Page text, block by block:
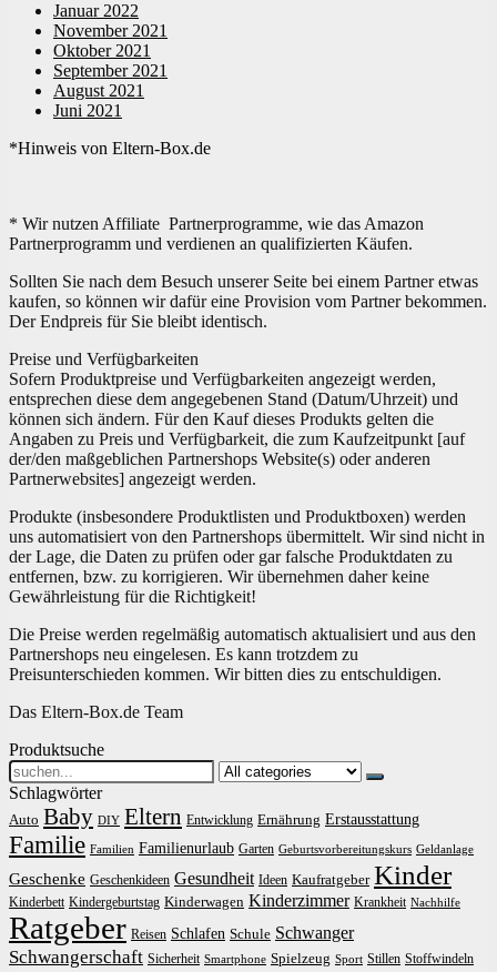
Januar 2022
November 2021
Oktober 2021
September 2021
August 2021
Juni 2021
*Hinweis von Eltern-Box.de
* Wir nutzen Affiliate Partnerprogramme, wie das Amazon
Partnerprogramm und verdienen an qualifizierten Käufen.
Sollten Sie nach dem Besuch unserer Seite bei einem Partner etwas
kaufen, so können wir dafür eine Provision vom Partner bekommen.
Der Endpreis für Sie bleibt identisch.
Preise und Verfügbarkeiten
Sofern Produktpreise und Verfügbarkeiten angezeigt werden,
entsprechen diese dem angegebenen Stand (Datum/Uhrzeit) und
können sich ändern. Für den Kauf dieses Produkts gelten die
Angaben zu Preis und Verfügbarkeit, die zum Kaufzeitpunkt [auf
der/den maßgeblichen Partnershops Website(s) oder anderen
Partnerwebsites] angezeigt werden.
Produkte (insbesondere Produktlisten und Produktboxen) werden
uns automatisiert von den Partnershops übermittelt. Wir sind nicht in
der Lage, die Daten zu prüfen oder gar falsche Produktdaten zu
entfernen, bzw. zu korrigieren. Wir übernehmen daher keine
Gewährleistung für die Richtigkeit!
Die Preise werden regelmäßig automatisch aktualisiert und aus den
Partnershops neu eingelesen. Es kann trotzdem zu
Preisunterschieden kommen. Wir bitten dies zu entschuldigen.
Das Eltern-Box.de Team
Produktsuche
Search
for:
Schlagwörter
Auto Baby DIY Eltern Entwicklung Ernährung Erstausstattung
Familie Familien Familienurlaub Garten Geburtsvorbereitungskurs Geldanlage
Geschenke Geschenkideen Gesundheit Ideen Kaufratgeber Kinder
Kinderbett Kindergeburtstag Kinderwagen Kinderzimmer Krankheit Nachhilfe
Ratgeber Reisen Schlafen Schule Schwanger
Schwangerschaft Sicherheit Smartphone Spielzeug Sport Stillen Stoffwindeln